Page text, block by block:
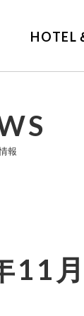
HOTEL
報
11月